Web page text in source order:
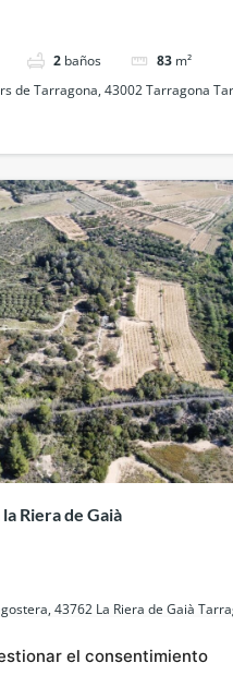
el consentimiento
2 baños 83 m²
de Tarragona, 43002 Tarragona
Riera de Gaià
43762 La Riera de Gaià